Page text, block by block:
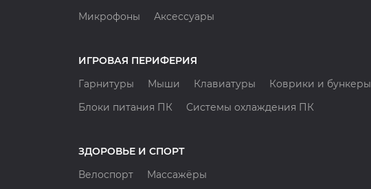
Микрофоны
Аксессуары
ИГРОВАЯ ПЕРИФЕРИЯ
Гарнитуры
Мыши Клавиатуры Коврики и бункеры
Блоки питания ПК
Системы охлаждения ПК
ЗДОРОВЬЕ И СПОРТ
Велоспорт
Массажёры